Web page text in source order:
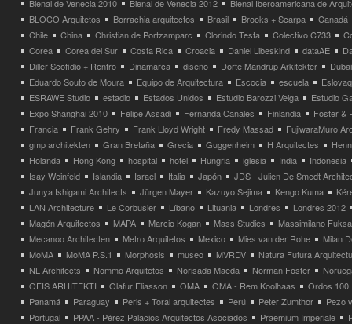
Bienal de Venecia 2010
Bienal de Venecia 2012
Bienal Iberoamericana de
BLOCO Arquitetos
Borrachia arquitectos Brasil Brooks + Scarpa
Canadá
Chile
China Christian de Portzamparc Clorindo Testa Colectivo C733
Corea
Corea del Sur Costa Rica Croacia Daniel Libeskind dataAE
Diller Scofidio + Renfro
Dinamarca diseño Dorte Mandrup Arkitekter
Dubai
Eduardo Souto de Moura
Equipo de Arquitectura Escocia escuela
ESRAWE Studio
estadio Estados Unidos Estudio Barozzi Veiga
Estudio
Expo Shanghai 2010
Felipe Assadi Fernanda Canales Finlandia
Foster &
Francia
Frank Gehry Frank Lloyd Wright Fredy Massad
FujiwaraMuro
gmp architekten
Gran Bretaña Grecia Guggenheim H Arquitectes
Holanda
Hong Kong hospital hotel Hungria iglesia India
Indonesia
Isay Weinfeld
Islandia Israel Italia Japón
JDS - Julien De Smedt
Junya Ishigami Architects
Jürgen Mayer Kazuyo Sejima Kengo Kuma
LAN Architecture
Le Corbusier Líbano Lituania Londres
Londres 2012
Magén Arquitectos
MAPA Marcio Kogan Mass Studies
Massimilano
Mecanoo Architecten
Metro Arquitetos Mexico Mies van der Rohe
Milan
MoMA
MoMA P.S.1 Morphosis museo MVRDV
Natura Futura
NL Architects
Nommo Arquitetos Norisada Maeda Norman Foster
OFIS ARHITEKTI
Olafur Eliasson OMA OMA - Rem Koolhaas
Ordos 100
Panamá
Paraguay Peris + Toral arquitectes Perú Peter Zumthor
Pezo
Portugal
PPAA - Pérez Palacios Arquitectos Asociados Praemium Imperiale